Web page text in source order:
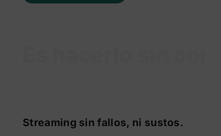
Streaming sin fallos, ni sustos.